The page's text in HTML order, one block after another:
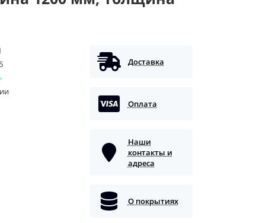
Доставка
Оплата
Наши
контакты и
адреса
О покрытиях